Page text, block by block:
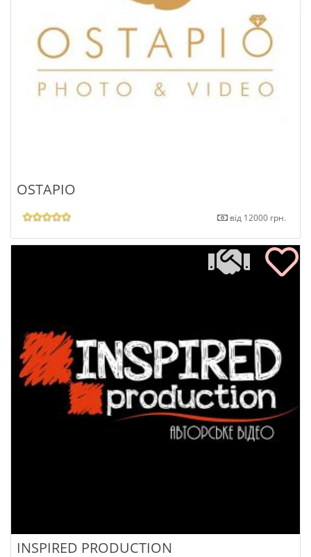
OSTAPIO
від 12000 грн.
INSPIRED PRODUCTION